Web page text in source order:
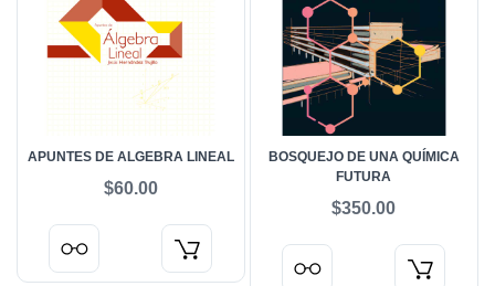
APUNTES DE ALGEBRA LINEAL
$60.00
BOSQUEJO DE UNA QUÍMICA
FUTURA
$350.00